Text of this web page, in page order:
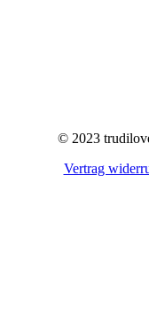
© 2023
Vertrag